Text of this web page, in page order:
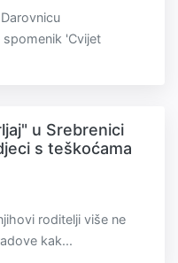
'Cvijet
u Srebrenici
s teškoćama
roditelji više ne
kak...